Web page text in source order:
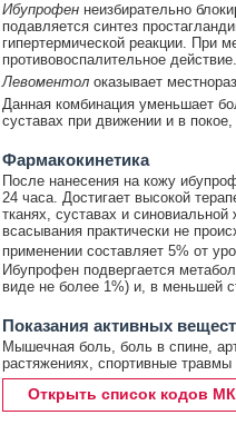
Ибупрофен неизбирательно
подавляется синтез
гипертермической реакции. При
противовоспалительное действие.
Левоментол оказывает
Данная комбинация уменьшает
суставах при движении и в
Фармакокинетика
После нанесения на кожу
24 часа. Достигает высокой
тканях, суставах и
всасывания практически не
применении составляет 5% от
Ибупрофен подвергается
виде не более 1%) и, в меньшей
Показания активных
Мышечная боль, боль в спине,
растяжениях, спортивные травмы
Открыть список кодов